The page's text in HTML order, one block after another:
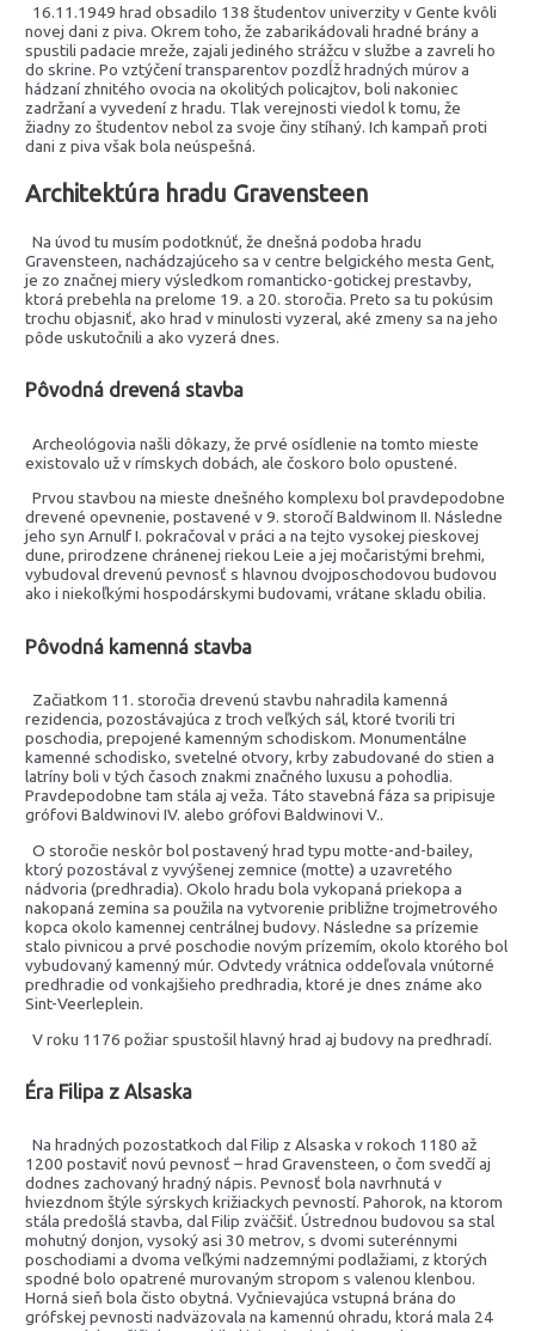
16.11.1949 hrad obsadilo 138 študentov univerzity v Gente kvôli
novej dani z piva. Okrem toho, že zabarikádovali hradné brány a
spustili padacie mreže, zajali jediného strážcu v službe a zavreli ho
do skrine. Po vztýčení transparentov pozdĺž hradných múrov a
hádzaní zhnitého ovocia na okolitých policajtov, boli nakoniec
zadržaní a vyvedení z hradu. Tlak verejnosti viedol k tomu, že
žiadny zo študentov nebol za svoje činy stíhaný. Ich kampaň proti
dani z piva však bola neúspešná.
Architektúra hradu Gravensteen
Na úvod tu musím podotknúť, že dnešná podoba hradu
Gravensteen, nachádzajúceho sa v centre belgického mesta Gent,
je zo značnej miery výsledkom romanticko-gotickej prestavby,
ktorá prebehla na prelome 19. a 20. storočia. Preto sa tu pokúsim
trochu objasniť, ako hrad v minulosti vyzeral, aké zmeny sa na jeho
pôde uskutočnili a ako vyzerá dnes.
Pôvodná drevená stavba
Archeológovia našli dôkazy, že prvé osídlenie na tomto mieste
existovalo už v rímskych dobách, ale čoskoro bolo opustené.
Prvou stavbou na mieste dnešného komplexu bol pravdepodobne
drevené opevnenie, postavené v 9. storočí Baldwinom II. Následne
jeho syn Arnulf I. pokračoval v práci a na tejto vysokej pieskovej
dune, prirodzene chránenej riekou Leie a jej močaristými brehmi,
vybudoval drevenú pevnosť s hlavnou dvojposchodovou budovou
ako i niekoľkými hospodárskymi budovami, vrátane skladu obilia.
Pôvodná kamenná stavba
Začiatkom 11. storočia drevenú stavbu nahradila kamenná
rezidencia, pozostávajúca z troch veľkých sál, ktoré tvorili tri
poschodia, prepojené kamenným schodiskom. Monumentálne
kamenné schodisko, svetelné otvory, krby zabudované do stien a
latríny boli v tých časoch znakmi značného luxusu a pohodlia.
Pravdepodobne tam stála aj veža. Táto stavebná fáza sa pripisuje
grófovi Baldwinovi IV. alebo grófovi Baldwinovi V..
O storočie neskôr bol postavený hrad typu motte-and-bailey,
ktorý pozostával z vyvýšenej zemnice (motte) a uzavretého
nádvoria (predhradia). Okolo hradu bola vykopaná priekopa a
nakopaná zemina sa použila na vytvorenie približne trojmetrového
kopca okolo kamennej centrálnej budovy. Následne sa prízemie
stalo pivnicou a prvé poschodie novým prízemím, okolo ktorého bol
vybudovaný kamenný múr. Odvtedy vrátnica oddeľovala vnútorné
predhradie od vonkajšieho predhradia, ktoré je dnes známe ako
Sint-Veerleplein.
V roku 1176 požiar spustošil hlavný hrad aj budovy na predhradí.
Éra Filipa z Alsaska
Na hradných pozostatkoch dal Filip z Alsaska v rokoch 1180 až
1200 postaviť novú pevnosť – hrad Gravensteen, o čom svedčí aj
dodnes zachovaný hradný nápis. Pevnosť bola navrhnutá v
hviezdnom štýle sýrskych križiackych pevností. Pahorok, na ktorom
stála predošlá stavba, dal Filip zväčšiť. Ústrednou budovou sa stal
mohutný donjon, vysoký asi 30 metrov, s dvomi suterénnymi
poschodiami a dvoma veľkými nadzemnými podlažiami, z ktorých
spodné bolo opatrené murovaným stropom s valenou klenbou.
Horná sieň bola čisto obytná. Vyčnievajúca vstupná brána do
grófskej pevnosti nadväzovala na kamennú ohradu, ktorá mala 24